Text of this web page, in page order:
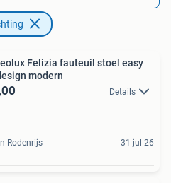
Felizia fauteuil stoel easy
modern
Details
Rodenrijs 31 jul 26